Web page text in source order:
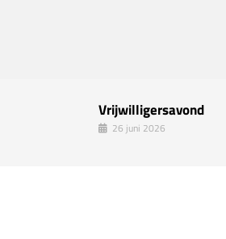
Vrijwilligersavond
26 juni 2026